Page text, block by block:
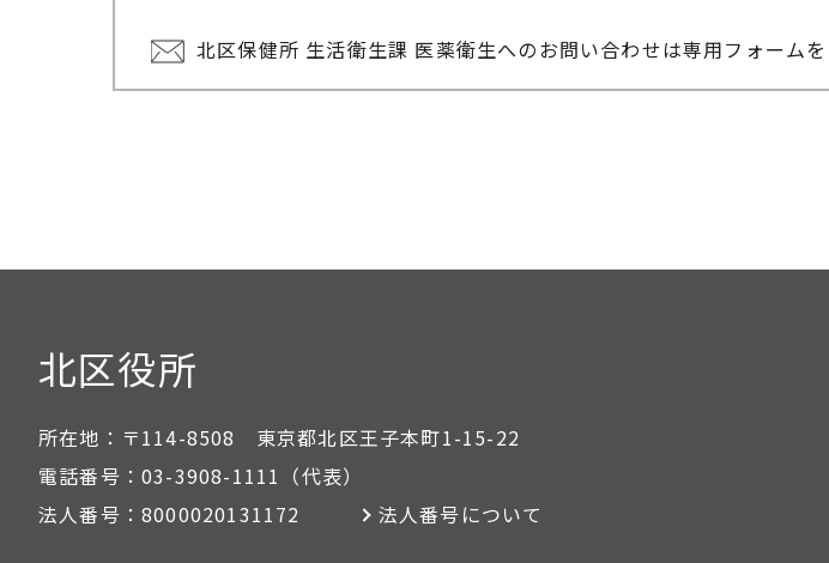
北区保健所 生活衛生課 医薬衛生へのお問い合わせは専用フォームを
北区役所
所在地： 〒114-8508 東京都北区王子本町1-15-22
電話番号： 03-3908-1111 （代表）
法人番号： 8000020131172 法人番号について